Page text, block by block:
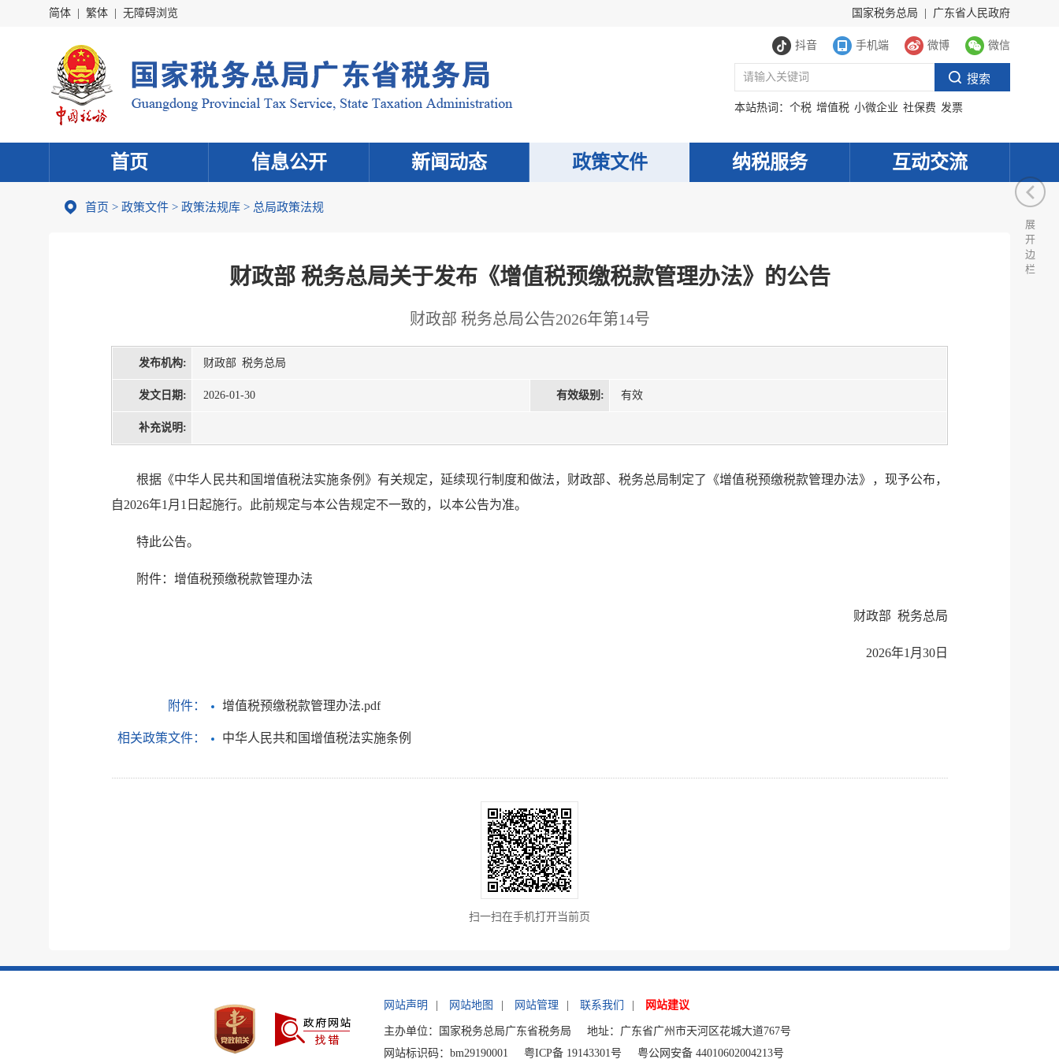
简体 繁体 无障碍浏览 国家税务总局 广东省人民政府
抖音 手机端 微博 微信
本站热词： 个税 增值税 小微企业 社保费 发票
首页 信息公开 新闻动态 政策文件 纳税服务 互动交流
首页 > 政策文件 > 政策法规库 > 总局政策法规
财政部 税务总局关于发布《增值税预缴税款管理办法》的公告
财政部 税务总局公告2026年第14号
发布机构: 财政部 税务总局
发文日期: 2026-01-30 有效级别: 有效
补充说明:
根据《中华人民共和国增值税法实施条例》有关规定，延续现行制度和做法，财政部、税务总局制定了《增值税预缴税款管理办法》，现予公布，
自2026年1月1日起施行。此前规定与本公告规定不一致的，以本公告为准。
特此公告。
附件：增值税预缴税款管理办法
财政部 税务总局
2026年1月30日
附件： 增值税预缴税款管理办法.pdf
相关政策文件： 中华人民共和国增值税法实施条例
扫一扫在手机打开当前页
网站声明 网站地图 网站管理 联系我们 网站建议
主办单位：国家税务总局广东省税务局
地址：广东省广州市天河区花城大道767号
网站标识码：bm29190001
粤ICP备 19143301号 粤公网安备 44010602004213号
展
开
边
栏